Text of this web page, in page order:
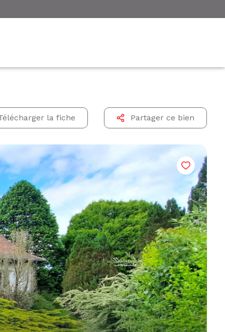
la fiche Partager ce bien